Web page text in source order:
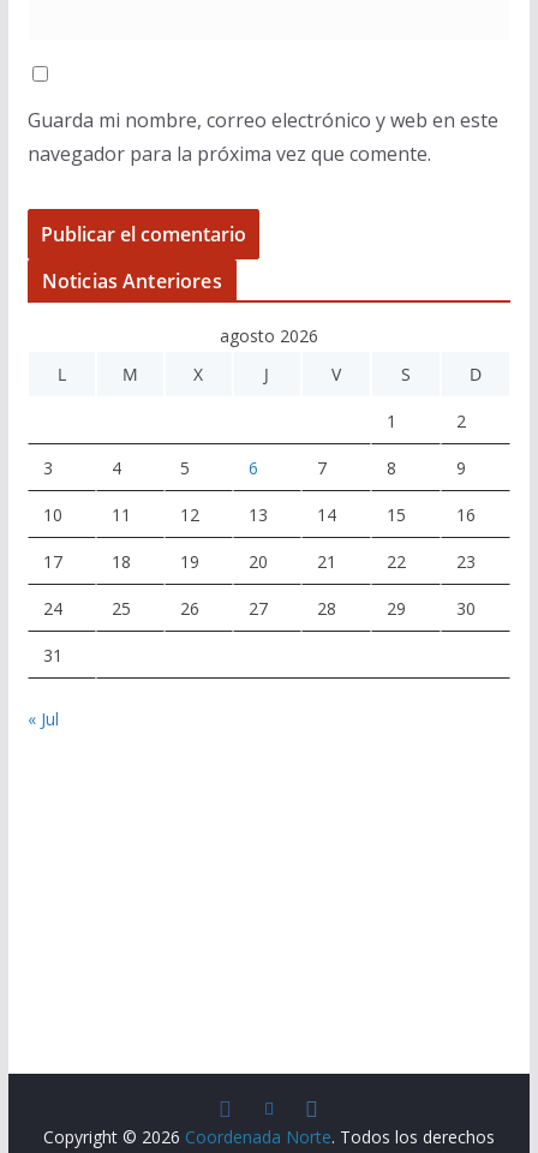
Guarda mi nombre, correo electrónico y web en este
navegador para la próxima vez que comente.
Noticias Anteriores
agosto 2026
L
M X J V S D
1 2
3 4 5 6 7 8 9
10 11 12 13 14 15 16
17 18 19 20 21 22 23
24 25 26 27 28 29 30
31
« Jul
Copyright © 2026 Coordenada Norte. Todos los derechos